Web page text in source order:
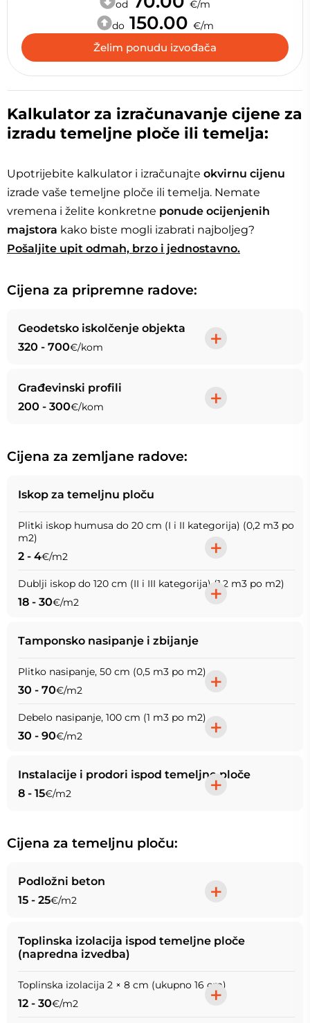
od
€/m
do150.00 €/m
Želim ponudu izvođača
Kalkulator za izračunavanje cijene za
izradu temeljne ploče ili temelja:
Upotrijebite kalkulator i izračunajte okvirnu cijenu
izrade vaše temeljne ploče ili temelja. Nemate
vremena i želite konkretne ponude ocijenjenih
majstora kako biste mogli izabrati najboljeg?
Pošaljite upit odmah, brzo i jednostavno.
Cijena za pripremne radove
Geodetsko iskolčenje objekta
320 - 700€/kom +
Građevinski profili
200 - 300€/kom +
Cijena za zemljane radove
Iskop za temeljnu ploču
Plitki iskop humusa do 20 cm (I i II kategorija) (0,2 m3 po
m2)
2 - 4€/m2 +
Dublji iskop do 120 cm (II i III kategorija) (1,2 m3 po m2)
18 - 30€/m2 +
Tamponsko nasipanje i zbijanje
Plitko nasipanje, 50 cm (0,5 m3 po m2)
30 - 70€/m2 +
Debelo nasipanje, 100 cm (1 m3 po m2)
30 - 90€/m2 +
Instalacije i prodori ispod temeljne ploče
8 - 15€/m2 +
Cijena za temeljnu ploču
Podložni beton
15 - 25€/m2 +
Toplinska izolacija ispod temeljne ploče
(napredna izvedba)
Toplinska izolacija 2 × 8 cm (ukupno 16 cm)
12 - 30€/m2 +